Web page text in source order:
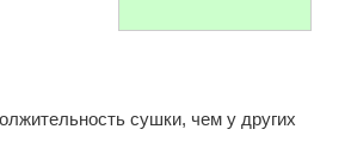
сушки, чем у других